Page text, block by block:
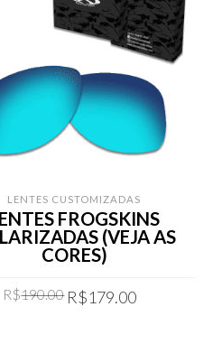
LENTES CUSTOMIZADAS
FROGSKINS
(VEJA AS
CORES)
R$190.00 Original
R$179.00